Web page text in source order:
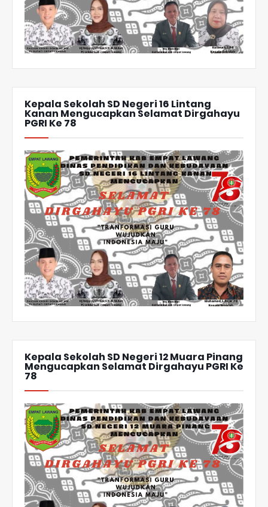
Kepala Sekolah SD Negeri 16 Lintang
Kanan Mengucapkan Selamat Dirgahayu
PGRI Ke 78
Kepala Sekolah SD Negeri 12 Muara Pinang
Mengucapkan Selamat Dirgahayu PGRI Ke
78